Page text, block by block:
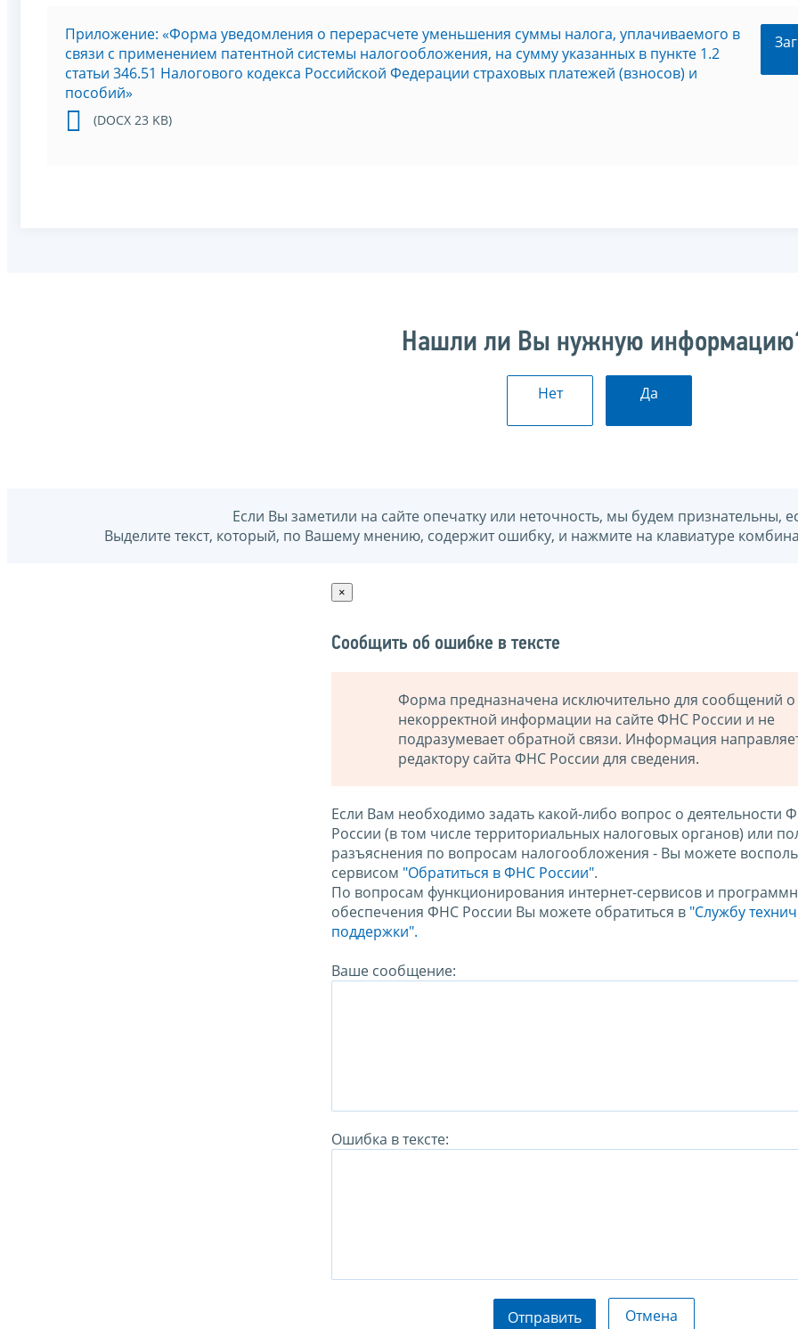
Приложение: «Форма уведомления о перерасчете уменьшения суммы налога, уплачиваемого в
связи с применением патентной системы налогообложения, на сумму указанных в пункте 1.2
статьи 346.51 Налогового кодекса Российской Федерации страховых платежей (взносов) и
пособий»
(DOCX 23 KB)
Нашли ли Вы нужную
Нет Да
Если Вы заметили на сайте опечатку или неточность, мы будем признательны,
Выделите текст, который, по Вашему мнению, содержит ошибку, и нажмите на клавиатуре
×
Сообщить об ошибке в тексте
Форма предназначена исключительно для сообщений о
некорректной информации на сайте ФНС России и не
подразумевает обратной связи. Информация
редактору сайта ФНС России для сведения.
Если Вам необходимо задать какой-либо вопрос о деятельности
России (в том числе территориальных налоговых органов) или
разъяснения по вопросам налогообложения - Вы можете
сервисом "Обратиться в ФНС России".
По вопросам функционирования интернет-сервисов и
обеспечения ФНС России Вы можете обратиться в "Службу
поддержки".
Ваше сообщение:
Ошибка в тексте:
Отправить Отмена